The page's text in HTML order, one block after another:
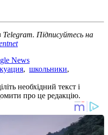
Telegram. Підписуйтесь на
News
, школьники,
необхідний текст і
про це редакцію.